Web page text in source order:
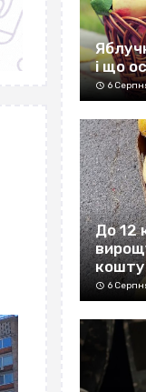
і що
6
До 12
6